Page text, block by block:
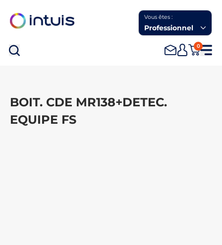
Vous êtes :
Professionnel
0
BOIT. CDE MR138+DETEC.
EQUIPE FS